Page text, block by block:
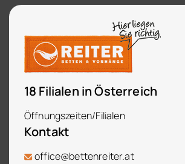
18 Filialen in Österreich
Öffnungszeiten/Filialen
Kontakt
office@bettenreiter.at